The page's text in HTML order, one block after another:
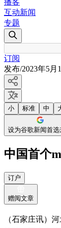
播客
互动新闻
专题
订阅
发布/2023年5月
小 标准 中
设为谷歌新闻首选
中国首个
订户
赠阅文章
（石家庄讯）